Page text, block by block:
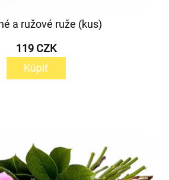
a ružové ruže (kus)
119 CZK
Kúpiť